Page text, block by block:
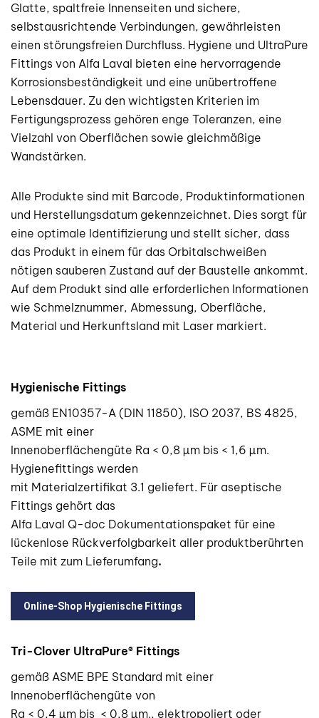
Glatte, spaltfreie Innenseiten und sichere,
selbstausrichtende Verbindungen, gewährleisten
einen störungsfreien Durchfluss. Hygiene und UltraPure
Fittings von Alfa Laval bieten eine hervorragende
Korrosionsbeständigkeit und eine unübertroffene
Lebensdauer. Zu den wichtigsten Kriterien im
Fertigungsprozess gehören enge Toleranzen, eine
Vielzahl von Oberflächen sowie gleichmäßige
Wandstärken.
Alle Produkte sind mit Barcode, Produktinformationen
und Herstellungsdatum gekennzeichnet. Dies sorgt für
eine optimale Identifizierung und stellt sicher, dass
das Produkt in einem für das Orbitalschweißen
nötigen sauberen Zustand auf der Baustelle ankommt.
Auf dem Produkt sind alle erforderlichen Informationen
wie Schmelznummer, Abmessung, Oberfläche,
Material und Herkunftsland mit Laser markiert.
Hygienische Fittings
gemäß EN10357-A (DIN 11850), ISO 2037, BS 4825,
ASME mit einer
Innenoberflächengüte Ra < 0,8 µm bis < 1,6 µm.
Hygienefittings werden
mit Materialzertifikat 3.1 geliefert. Für aseptische
Fittings gehört das
Alfa Laval Q-doc Dokumentationspaket für eine
lückenlose Rückverfolgbarkeit aller produktberührten
Teile mit zum Lieferumfang.
Online-Shop Hygienische Fittings
Tri-Clover UltraPure® Fittings
gemäß ASME BPE Standard mit einer
Innenoberflächengüte von
Ra < 0,4 µm bis < 0,8 µm., elektropoliert oder